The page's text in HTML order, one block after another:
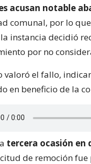
acusan notable
comunal, por lo
instancia decidió
por no
valoró el fallo,
en beneficio de la
tercera ocasión en
de remoción fue